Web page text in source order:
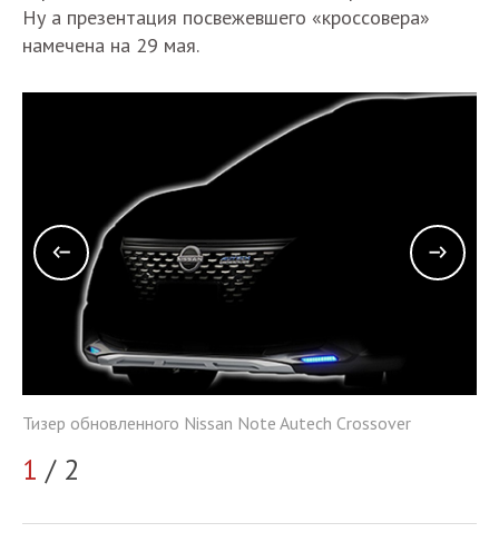
Ну а презентация посвежевшего «кроссовера»
намечена на 29 мая.
Тизер обновленного Nissan Note Autech Crossover
1 / 2